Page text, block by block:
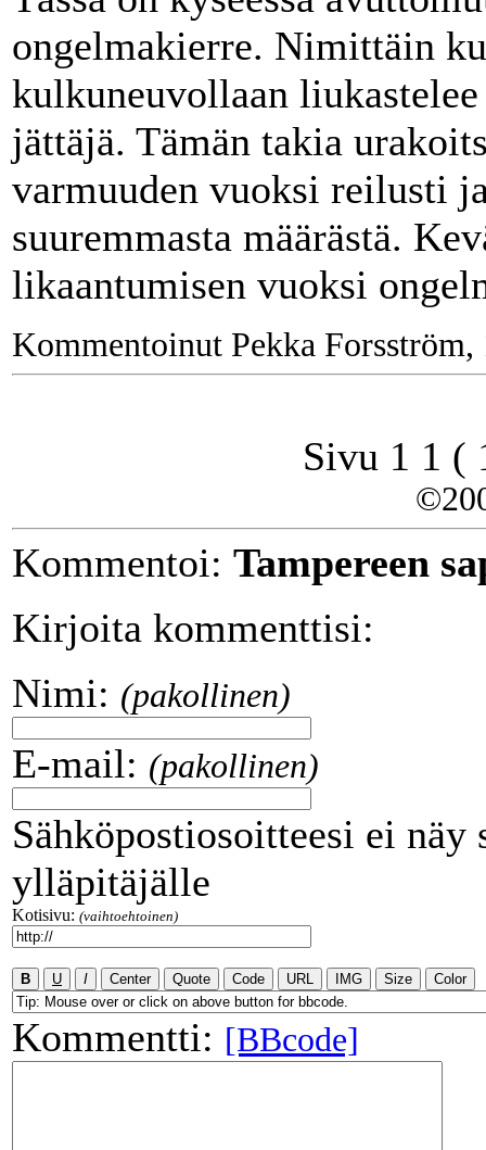
ongelmakierre. Nimittäin
kulkuneuvollaan
jättäjä. Tämän takia
varmuuden vuoksi reilusti
suuremmasta määrästä.
likaantumisen vuoksi
Kommentoinut Pekka
Sivu 1 1 (
Kommentoi: Tampereen
Kirjoita kommenttisi:
Nimi: (pakollinen)
E-mail: (pakollinen)
Sähköpostiosoitteesi ei
ylläpitäjälle
Kotisivu: (vaihtoehtoinen)
Kommentti: [BBcode]